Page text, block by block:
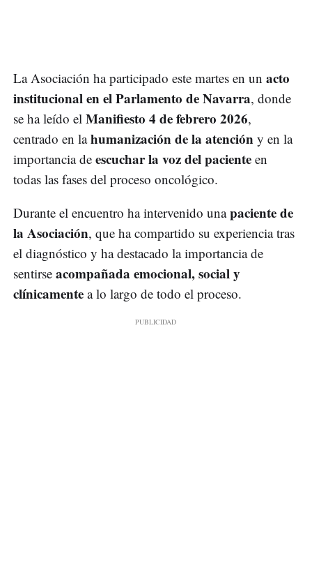
La Asociación ha participado este martes en un acto
institucional en el Parlamento de Navarra, donde
se ha leído el Manifiesto 4 de febrero 2026,
centrado en lahumanización de la atención y en la
importancia de escuchar la voz del paciente en
todas las fases del proceso oncológico.
Durante el encuentro ha intervenido unapaciente de
la Asociación, que ha compartido su experiencia tras
el diagnóstico y ha destacado la importancia de
sentirse acompañada emocional, social y
clínicamente a lo largo de todo el proceso.